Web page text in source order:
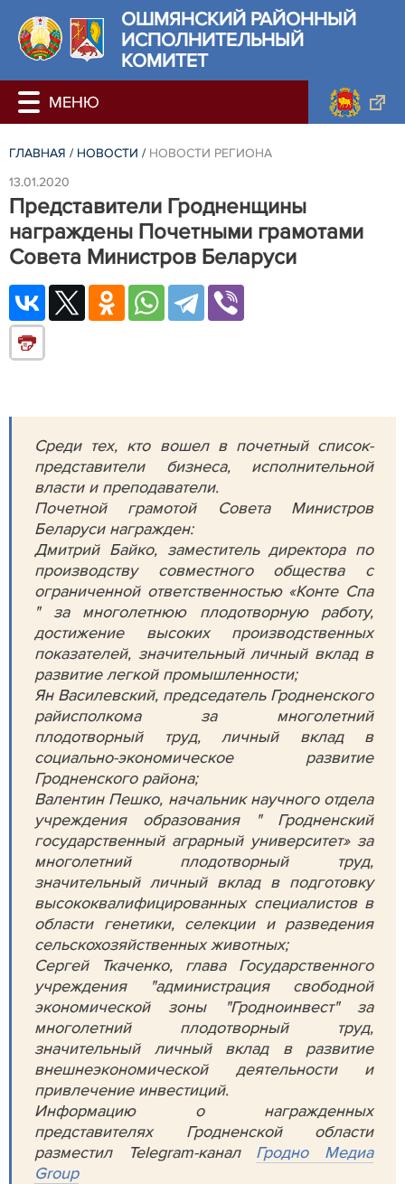
ОШМЯНСКИЙ РАЙОННЫЙ
ИСПОЛНИТЕЛЬНЫЙ
КОМИТЕТ
ГЛАВНАЯ / НОВОСТИ / НОВОСТИ РЕГИОНА
13.01.2020
Представители Гродненщины
награждены Почетными грамотами
Совета Министров Беларуси
Среди тех, кто вошел в почетный список-
представители бизнеса, исполнительной
власти и преподаватели.
Почетной грамотой Совета Министров
Беларуси награжден:
Дмитрий Байко, заместитель директора по
производству совместного общества с
ограниченной ответственностью «Конте Спа
" за многолетнюю плодотворную работу,
достижение высоких производственных
показателей, значительный личный вклад в
развитие легкой промышленности;
Ян Василевский, председатель Гродненского
райисполкома за многолетний
плодотворный труд, личный вклад в
социально-экономическое развитие
Гродненского района;
Валентин Пешко, начальник научного отдела
учреждения образования " Гродненский
государственный аграрный университет» за
многолетний плодотворный труд,
значительный личный вклад в подготовку
высококвалифицированных специалистов в
области генетики, селекции и разведения
сельскохозяйственных животных;
Сергей Ткаченко, глава Государственного
учреждения "администрация свободной
экономической зоны "Гродноинвест" за
многолетний плодотворный труд,
значительный личный вклад в развитие
внешнеэкономической деятельности и
привлечение инвестиций.
Информацию о награжденных
представителях Гродненской области
разместил Telegram-канал Гродно Медиа
Group